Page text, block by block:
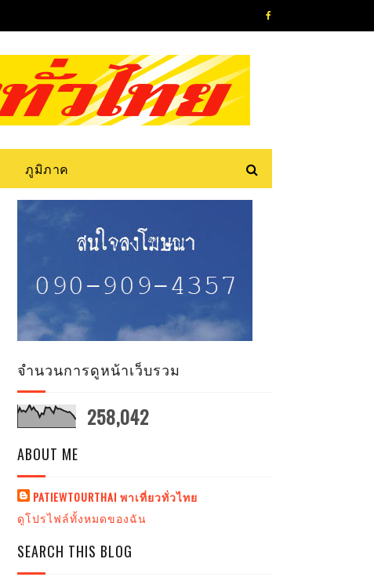
ภูมิภาค
จำนวนการดูหน้าเว็บรวม
258,042
ABOUT ME
PATIEWTOURTHAI พาเที่ยวทั่วไทย
ดูโปรไฟล์ทั้งหมดของฉัน
SEARCH THIS BLOG